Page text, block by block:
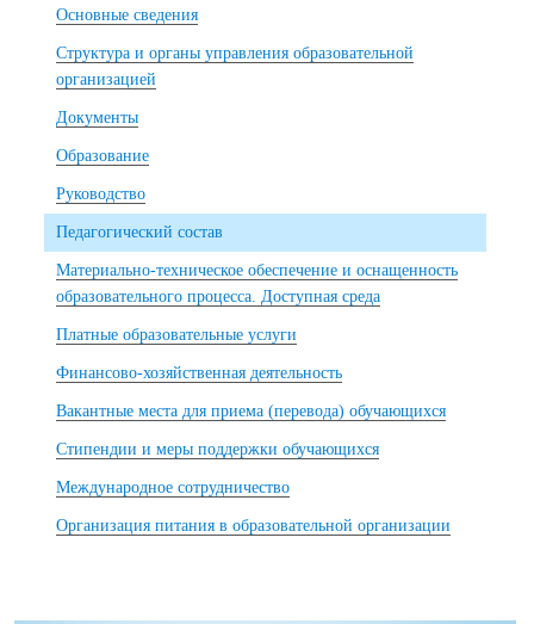
Основные сведения
Структура и органы управления образовательной
организацией
Документы
Образование
Руководство
Педагогический состав
Материально-техническое обеспечение и оснащенность
образовательного процесса. Доступная среда
Платные образовательные услуги
Финансово-хозяйственная деятельность
Вакантные места для приема (перевода) обучающихся
Стипендии и меры поддержки обучающихся
Международное сотрудничество
Организация питания в образовательной организации